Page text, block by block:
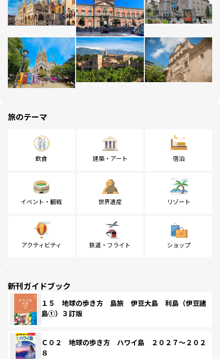
旅のテーマ
飲食 建築・アート 宿泊
イベント・観戦 世界遺産 リゾート
アクティビティ 鉄道・フライト ショップ
新刊ガイドブック
１５ 地球の歩き方 島旅 伊豆大島 利島（伊豆諸
島①）３訂版
Ｃ０２ 地球の歩き方 ハワイ島 ２０２７～２０２
８